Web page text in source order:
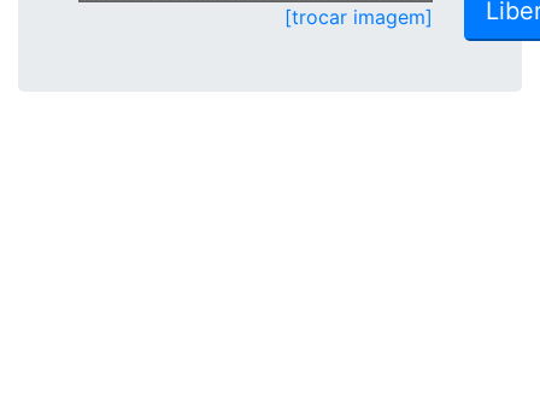
[trocar imagem]